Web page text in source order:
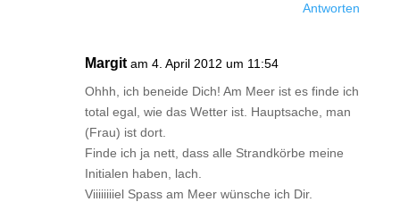
Antworten
Margit am 4. April 2012 um 11:54
Ohhh, ich beneide Dich! Am Meer ist es finde ich
total egal, wie das Wetter ist. Hauptsache, man
(Frau) ist dort.
Finde ich ja nett, dass alle Strandkörbe meine
Initialen haben, lach.
Viiiiiiiiel Spass am Meer wünsche ich Dir.